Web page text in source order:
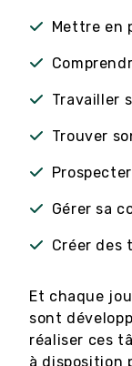
Mettre en
Travailler
Trouver
Gérer sa
Créer des
Et chaque
sont
réaliser ces
à disposition